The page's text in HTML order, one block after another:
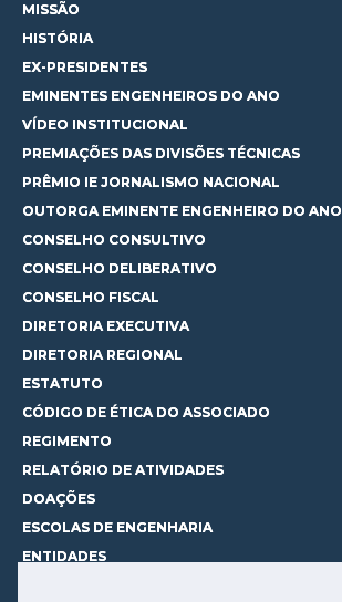
MISSÃO
HISTÓRIA
EX-PRESIDENTES
EMINENTES ENGENHEIROS DO ANO
VÍDEO INSTITUCIONAL
PREMIAÇÕES DAS DIVISÕES TÉCNICAS
PRÊMIO IE JORNALISMO NACIONAL
OUTORGA EMINENTE ENGENHEIRO DO ANO
CONSELHO CONSULTIVO
CONSELHO DELIBERATIVO
CONSELHO FISCAL
DIRETORIA EXECUTIVA
DIRETORIA REGIONAL
ESTATUTO
CÓDIGO DE ÉTICA DO ASSOCIADO
REGIMENTO
RELATÓRIO DE ATIVIDADES
DOAÇÕES
ESCOLAS DE ENGENHARIA
ENTIDADES